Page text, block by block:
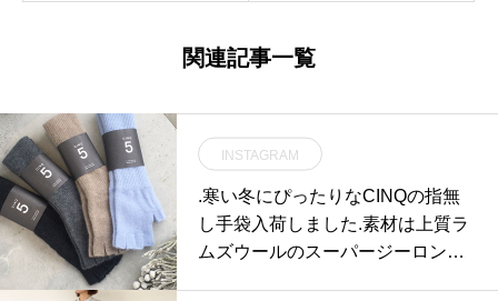
関連記事一覧
INSTAGRAM
.寒い冬にぴったりなCINQの指無
し手袋入荷しました︎.素材は上質ラ
ムズウールのスーパージーロンと